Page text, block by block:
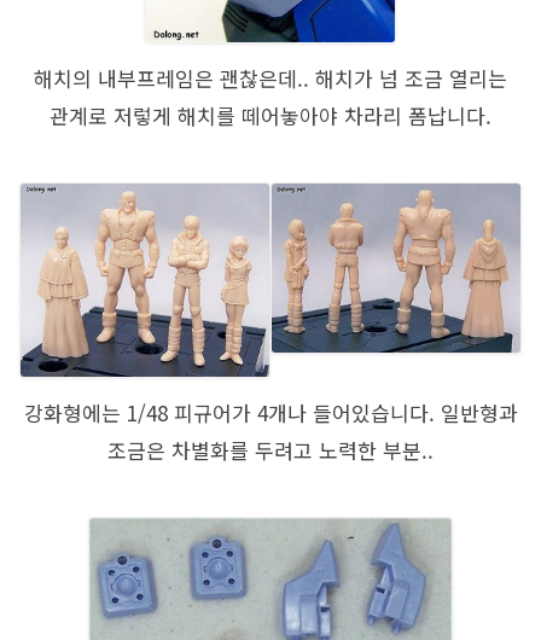
해치의 내부프레임은 괜찮은데.. 해치가 넘 조금 열리는
관계로 저렇게 해치를 떼어놓아야 차라리 폼납니다.
강화형에는 1/48 피규어가 4개나 들어있습니다. 일반형과
조금은 차별화를 두려고 노력한 부분..